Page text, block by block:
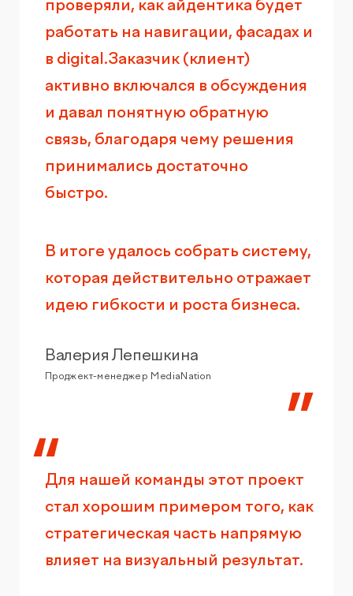
проверяли, как айдентика будет
работать на навигации, фасадах и
в digital.Заказчик (клиент)
активно включался в обсуждения
и давал понятную обратную
связь, благодаря чему решения
принимались достаточно
быстро.
В итоге удалось собрать систему,
которая действительно отражает
идею гибкости и роста бизнеса.
Валерия Лепешкина
Проджект-менеджер MediaNation
Для нашей команды этот проект
стал хорошим примером того, как
стратегическая часть напрямую
влияет на визуальный результат.